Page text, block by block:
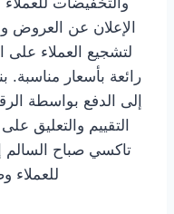
الإعلان عن العروض
لتشجيع العملاء على
رائعة بأسعار مناسبة.
إلى الدفع بواسطة
التقييم والتعليق
تاكسي صباح السالم
للعملاء